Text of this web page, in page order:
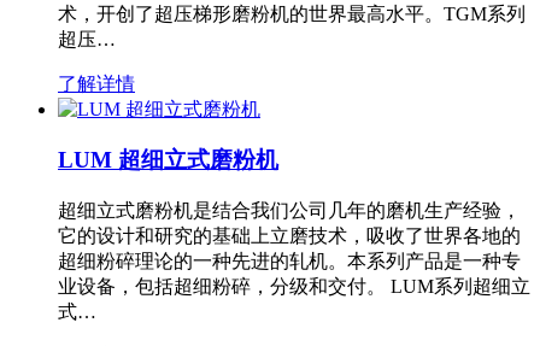
术，开创了超压梯形磨粉机的世界最高水平。TGM系列
超压…
了解详情
LUM 超细立式磨粉机
超细立式磨粉机是结合我们公司几年的磨机生产经验，
它的设计和研究的基础上立磨技术，吸收了世界各地的
超细粉碎理论的一种先进的轧机。本系列产品是一种专
业设备，包括超细粉碎，分级和交付。 LUM系列超细立
式…